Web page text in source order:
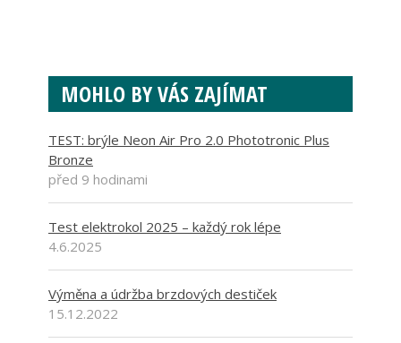
MOHLO BY VÁS ZAJÍMAT
TEST: brýle Neon Air Pro 2.0 Phototronic Plus
Bronze
před 9 hodinami
Test elektrokol 2025 – každý rok lépe
4.6.2025
Výměna a údržba brzdových destiček
15.12.2022